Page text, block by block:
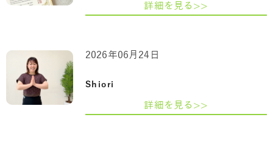
詳細を見る>>
Shiori
2026年06月24日
詳細を見る>>